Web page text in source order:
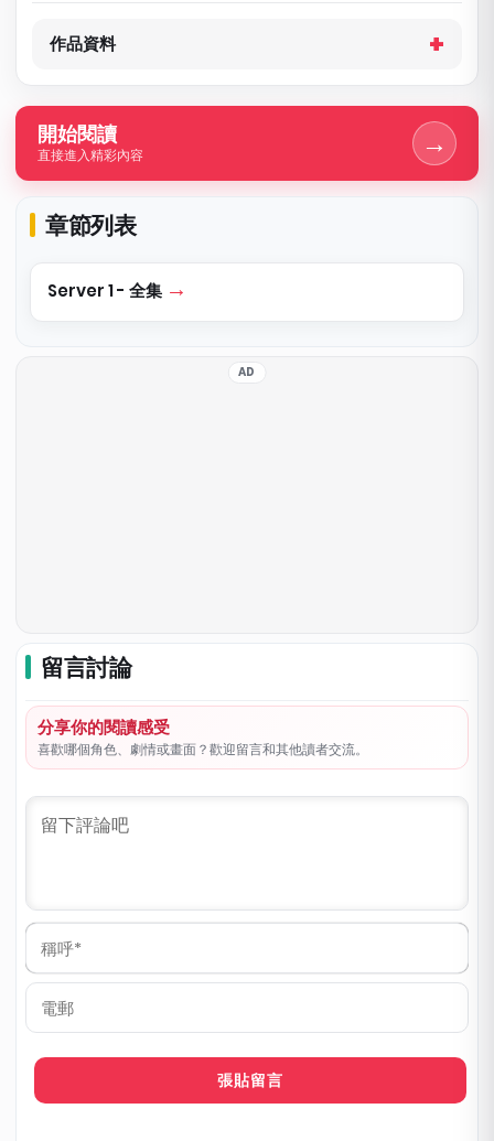
作品資料
開始閱讀
直接進入精彩內容 →
章節列表
Server 1 - 全集
AD
留言討論
分享你的閱讀感受
喜歡哪個角色、劇情或畫面？歡迎留言和其他讀者交流。
稱
*
郵